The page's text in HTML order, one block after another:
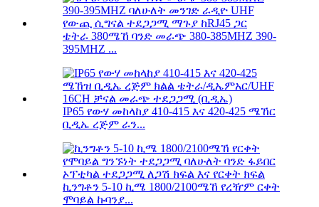
ቴትራ 380ሜኸ ባንድ መራጭ 380-385MHZ 390-
395MHZ ...
IP65 የውሃ መከላከያ 410-415 እና 420-425 ሜኸር
ቢዲኤ ረጅም ራን...
ኪንግቶን 5-10 ኪሜ 1800/2100ሜኸ የረዥም ርቀት
ሞባይል ኩባንያ...